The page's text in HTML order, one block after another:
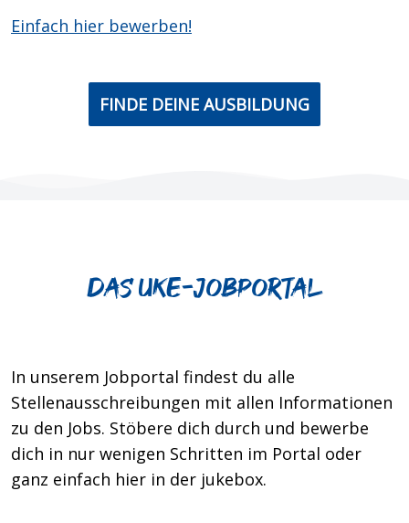
Einfach hier bewerben!
FINDE DEINE AUSBILDUNG
Das UKE-jobportal
In unserem Jobportal findest du alle
Stellenausschreibungen mit allen Informationen
zu den Jobs. Stöbere dich durch und bewerbe
dich in nur wenigen Schritten im Portal oder
ganz einfach hier in der jukebox.